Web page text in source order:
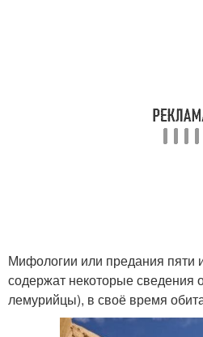
Мифологии или предания пяти
содержат некоторые сведения
лемурийцы), в своё время